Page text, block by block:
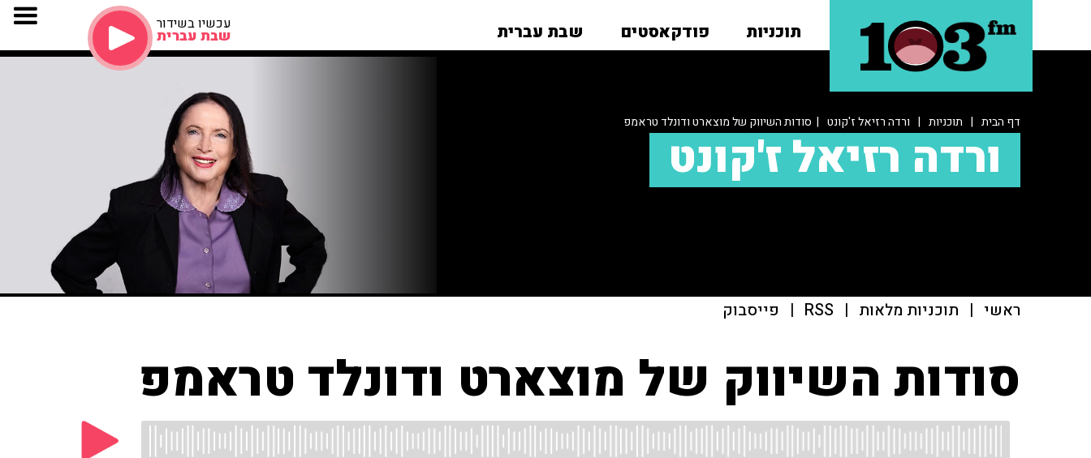
תוכניות פודקאסטים שבת עברית עכשיו בשידור
שבת עברית
דף הבית | תוכניות | ורדה רזיאל ז'קונט | סודות השיווק של מוצארט ודונלד טראמפ
ורדה רזיאל ז'קונט
ראשי | תוכניות מלאות |
RSS
| פייסבוק
סודות השיווק של מוצארט ודונלד טראמפ